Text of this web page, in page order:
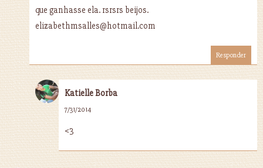
que ganhasse ela. rsrsrs beijos.
elizabethmsalles@hotmail.com
Responder
Katielle Borba
7/31/2014
<3